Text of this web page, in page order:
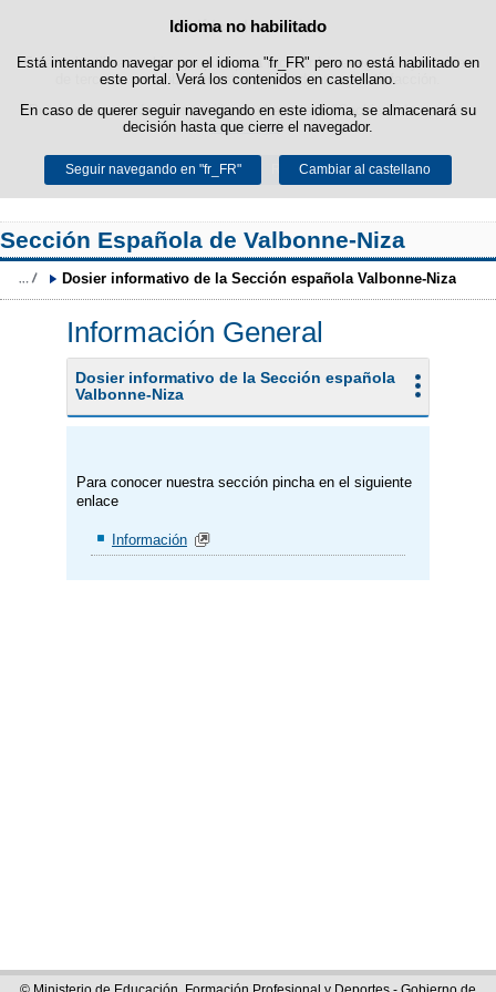
Política de cookies
Esta web utiliza cookies propias para facilitar la navegación y cookies
de terceros para obtener estadísticas de uso y satisfacción.
Puede obtener más información en el apartado "Cookies" de nuestro
aviso legal.
Aceptar Rechazar
Idioma no habilitado
Está intentando navegar por el idioma "fr_FR" pero no está habilitado en
este portal. Verá los contenidos en castellano.
En caso de querer seguir navegando en este idioma, se almacenará su
decisión hasta que cierre el navegador.
Seguir navegando en "fr_FR" Cambiar al castellano
Saltar al contenido
Sección Española de Valbonne-Niza
Dosier informativo de la Sección española Valbonne-Niza
Información General
Dosier informativo de la Sección española
Valbonne-Niza
Para conocer nuestra sección pincha en el siguiente
enlace
Información